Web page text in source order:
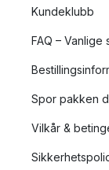
Kundeklubb
FAQ – Vanlige
Spor pakken
Vilkår &